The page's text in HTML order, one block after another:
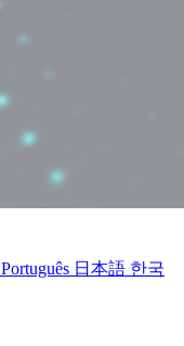
Português 日本語 한국